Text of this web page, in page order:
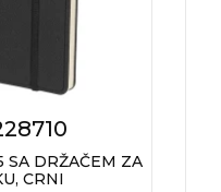
SA DRŽAČEM ZA
CRNI